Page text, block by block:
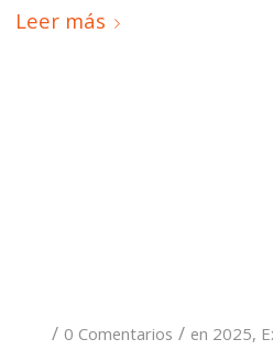
Leer más
/ 0 Comentarios / en 2025,